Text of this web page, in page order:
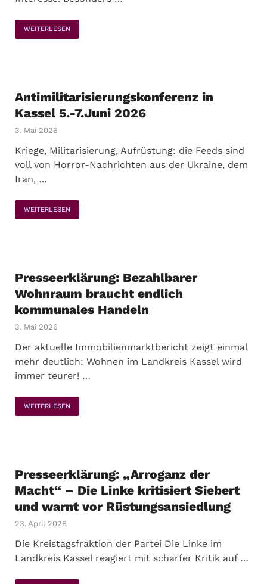
WEITERLESEN
Antimilitarisierungskonferenz in
Kassel 5.-7.Juni 2026
3. Mai 2026
Kriege, Militarisierung, Aufrüstung: die Feeds sind
voll von Horror-Nachrichten aus der Ukraine, dem
Iran, …
WEITERLESEN
Presseerklärung: Bezahlbarer
Wohnraum braucht endlich
kommunales Handeln
3. Mai 2026
Der aktuelle Immobilienmarktbericht zeigt einmal
mehr deutlich: Wohnen im Landkreis Kassel wird
immer teurer! …
WEITERLESEN
Presseerklärung: „Arroganz der
Macht“ – Die Linke kritisiert Siebert
und warnt vor Rüstungsansiedlung
23. April 2026
Die Kreistagsfraktion der Partei Die Linke im
Landkreis Kassel reagiert mit scharfer Kritik auf …